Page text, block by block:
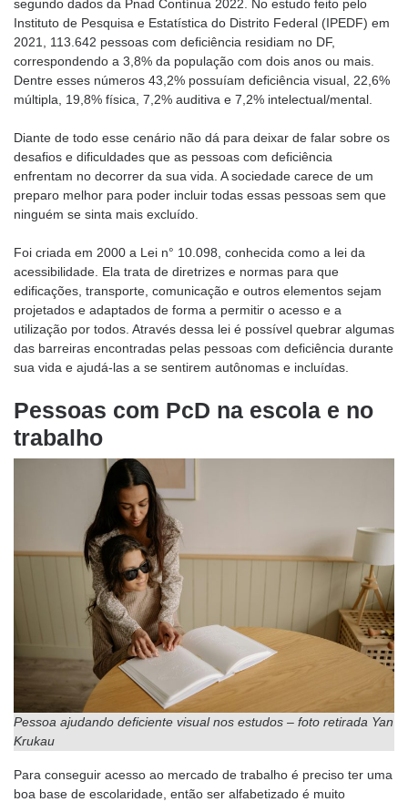
segundo dados da Pnad Contínua 2022. No estudo feito pelo
Instituto de Pesquisa e Estatística do Distrito Federal (IPEDF) em
2021, 113.642 pessoas com deficiência residiam no DF,
correspondendo a 3,8% da população com dois anos ou mais.
Dentre esses números 43,2% possuíam deficiência visual, 22,6%
múltipla, 19,8% física, 7,2% auditiva e 7,2% intelectual/mental.
Diante de todo esse cenário não dá para deixar de falar sobre os
desafios e dificuldades que as pessoas com deficiência
enfrentam no decorrer da sua vida. A sociedade carece de um
preparo melhor para poder incluir todas essas pessoas sem que
ninguém se sinta mais excluído.
Foi criada em 2000 a Lei n° 10.098, conhecida como a lei da
acessibilidade. Ela trata de diretrizes e normas para que
edificações, transporte, comunicação e outros elementos sejam
projetados e adaptados de forma a permitir o acesso e a
utilização por todos. Através dessa lei é possível quebrar algumas
das barreiras encontradas pelas pessoas com deficiência durante
sua vida e ajudá-las a se sentirem autônomas e incluídas.
Pessoas com PcD na escola e no
trabalho
Pessoa ajudando deficiente visual nos estudos – foto retirada Yan
Krukau
Para conseguir acesso ao mercado de trabalho é preciso ter uma
boa base de escolaridade, então ser alfabetizado é muito